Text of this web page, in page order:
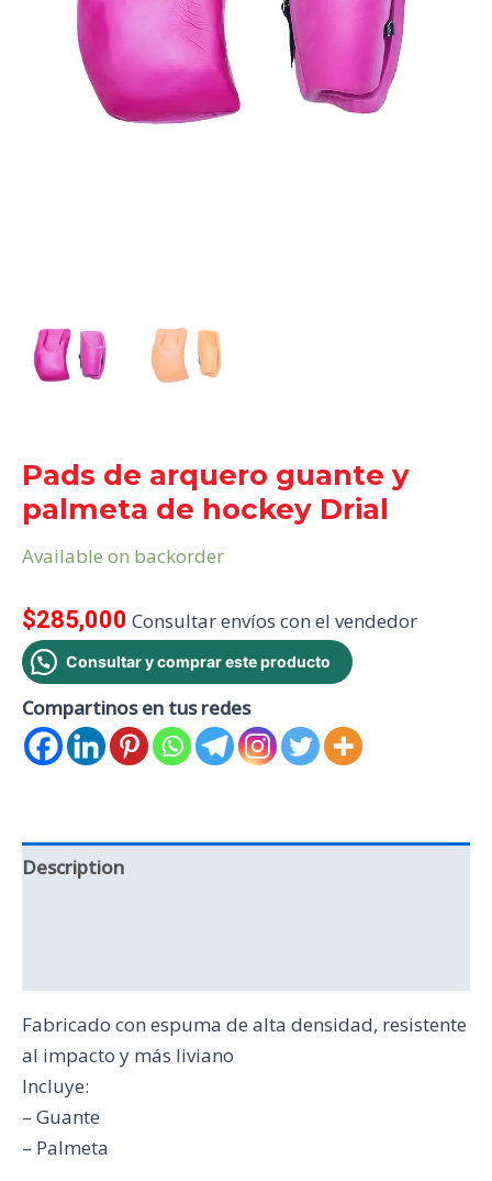
Pads de arquero guante y
palmeta de hockey Drial
Available on backorder
$285,000 Consultar envíos con el vendedor
Consultar y comprar este producto
Compartinos en tus redes
Description
Fabricado con espuma de alta densidad, resistente
al impacto y más liviano
Incluye:
– Guante
– Palmeta